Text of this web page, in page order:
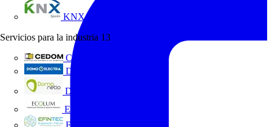
KNX España
Servicios para la industria 13
CEDOM
Domo Electra
Domonetio
Ecolum
Efintec